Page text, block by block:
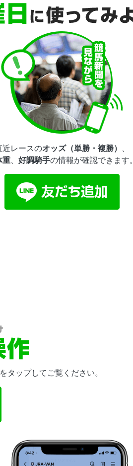
近レースのオッズ（単勝・複勝） 、
重、 好調騎手の情報が確認できます。
タップしてご覧ください。